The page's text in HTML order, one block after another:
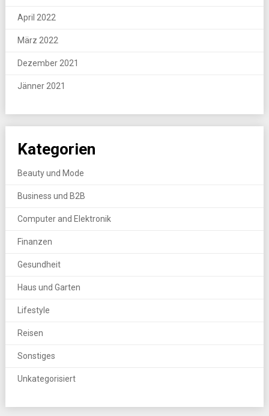
April 2022
März 2022
Dezember 2021
Jänner 2021
Kategorien
Beauty und Mode
Business und B2B
Computer and Elektronik
Finanzen
Gesundheit
Haus und Garten
Lifestyle
Reisen
Sonstiges
Unkategorisiert